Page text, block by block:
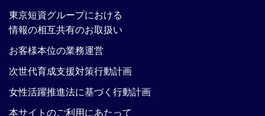
東京短資グループにおける
情報の相互共有のお取扱い
お客様本位の業務運営
次世代育成支援対策行動計画
女性活躍推進法に基づく行動計画
本サイトのご利用にあたって